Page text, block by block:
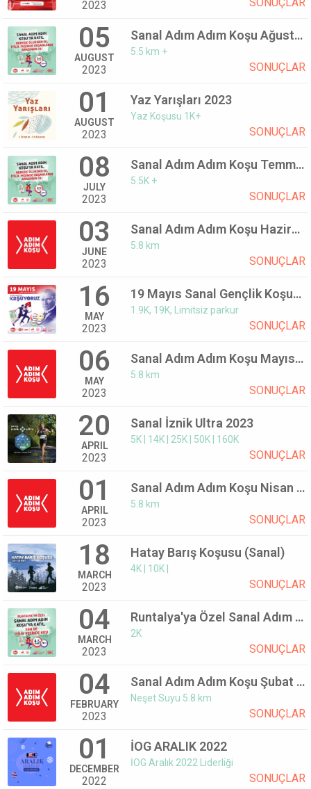
2023
05
AUGUST
2023
Sanal Adım Adım Koşu Ağustos 2023
5.5 km +
SONUÇLAR
01
AUGUST
2023
Yaz Yarışları 2023
Yaz Koşusu 1K+
SONUÇLAR
08
JULY
2023
Sanal Adım Adım Koşu Temmuz 2023
5.5K +
SONUÇLAR
03
JUNE
2023
Sanal Adım Adım Koşu Haziran 2023
5.8 km
SONUÇLAR
16
MAY
2023
19 Mayıs Sanal Gençlik Koşusu
1.9K, 19K, Limitsiz parkur
SONUÇLAR
06
MAY
2023
Sanal Adım Adım Koşu Mayıs 2023
5.8 km
SONUÇLAR
20
APRIL
2023
Sanal İznik Ultra 2023
5K | 14K | 25K | 50K | 160K
SONUÇLAR
01
APRIL
2023
Sanal Adım Adım Koşu Nisan 2023
5.8 km
SONUÇLAR
18
MARCH
2023
Hatay Barış Koşusu (Sanal)
4K | 10K |
SONUÇLAR
04
MARCH
2023
Runtalya'ya Özel Sanal Adım Adım Koşu Mart 2023
2K
SONUÇLAR
04
FEBRUARY
2023
Sanal Adım Adım Koşu Şubat 2023
Neşet Suyu 5.8 km
SONUÇLAR
01
DECEMBER
2022
İOG ARALIK 2022
İOG Aralık 2022 Liderliği
SONUÇLAR